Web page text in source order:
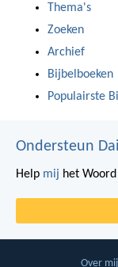
Thema's
Zoeken
Archief
Bijbelboeken
Populairste
Ondersteun
Help mij het
Over mij